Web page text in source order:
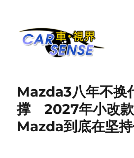
Mazda3八年不换
撑 2027年小改款
Mazda到底在坚持